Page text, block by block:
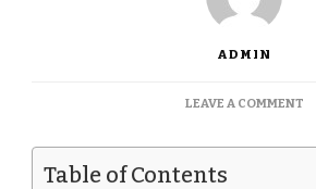
ADMIN
LEAVE A COMMENTON
Table of Contents